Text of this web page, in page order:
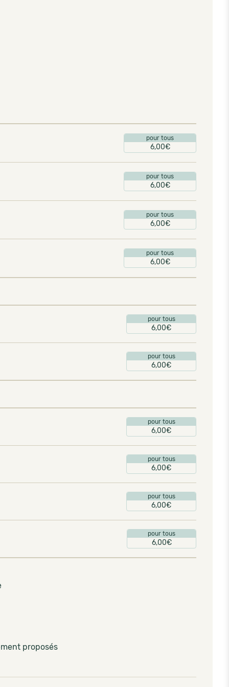
pour tous
6,00€
pour tous
6,00€
pour tous
6,00€
pour tous
6,00€
pour tous
6,00€
pour tous
6,00€
pour tous
6,00€
pour tous
6,00€
pour tous
6,00€
pour tous
6,00€
proposés